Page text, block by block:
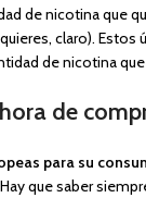
de nicotina que
claro). Estos
de nicotina que
de
para su
que saber